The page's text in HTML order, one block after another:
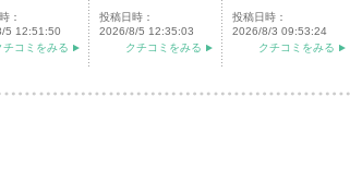
：
5 12:51:50
チコミをみる
投稿日時：
2026/8/5 12:35:03
クチコミをみる
投稿日時：
2026/8/3 09:53:24
クチコミをみる